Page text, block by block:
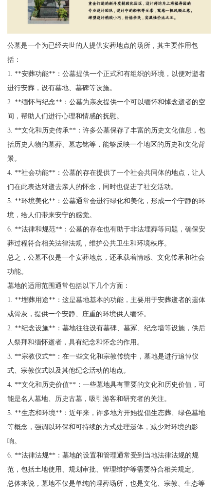
公墓是一个为已经去世的人提供安葬地点的场所，其主要作用包
括：
1. **安葬功能**：公墓提供一个正式和有组织的环境，以便对逝者
进行安葬，设有墓地、墓碑等设施。
2. **缅怀与纪念**：公墓为亲友提供一个可以缅怀和悼念逝者的空
间，帮助人们进行心理和情感的抚慰。
3. **文化和历史传承**：许多公墓保存了丰富的历史文化信息，包
括历史人物的墓葬、墓志铭等，能够反映一个地区的历史和文化背
景。
4. **社会功能**：公墓的存在提供了一个社会共同体的地点，让人
们在此表达对逝去亲人的怀念，同时也促进了社交活动。
5. **环境美化**：公墓通常会进行绿化和美化，形成一个宁静的环
境，给人们带来安宁的感觉。
6. **法律和规范**：公墓的存在也有助于非法埋葬等问题，确保安
葬过程符合相关法律法规，维护公共卫生和环境秩序。
总之，公墓不仅是一个安葬地点，还承载着情感、文化传承和社会
功能。
墓地的适用范围通常包括以下几个方面：
1. **埋葬用途**：这是墓地基本的功能，主要用于安葬逝者的遗体
或骨灰，提供一个安静、庄重的环境供人缅怀。
2. **纪念设施**：墓地往往设有墓碑、墓冢、纪念墙等设施，供后
人祭拜和缅怀逝者，具有纪念和怀念的作用。
3. **宗教仪式**：在一些文化和宗教传统中，墓地是进行追悼仪
式、宗教仪式以及其他纪念活动的地点。
4. **文化和历史价值**：一些墓地具有重要的文化和历史价值，可
能是名人墓地、历史古墓，吸引游客和研究者的关注。
5. **生态和环境**：近年来，许多地方开始提倡生态葬、绿色墓地
等概念，强调以环保和可持续的方式处理遗体，减少对环境的影
响。
6. **法律法规**：墓地的设置和管理通常受到当地法律法规的规
范，包括土地使用、规划审批、管理维护等需要符合相关规定。
总体来说，墓地不仅是单纯的埋葬场所，也是文化、宗教、生态等